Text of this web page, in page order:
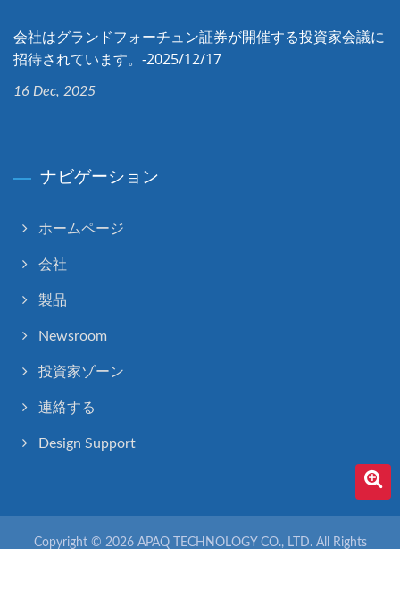
会社はグランドフォーチュン証券が開催する投資家会議に
招待されています。-2025/12/17
16 Dec, 2025
ナビゲーション
ホームページ
会社
製品
Newsroom
投資家ゾーン
連絡する
Design Support
Copyright © 2026 APAQ TECHNOLOGY CO., LTD.All Rights